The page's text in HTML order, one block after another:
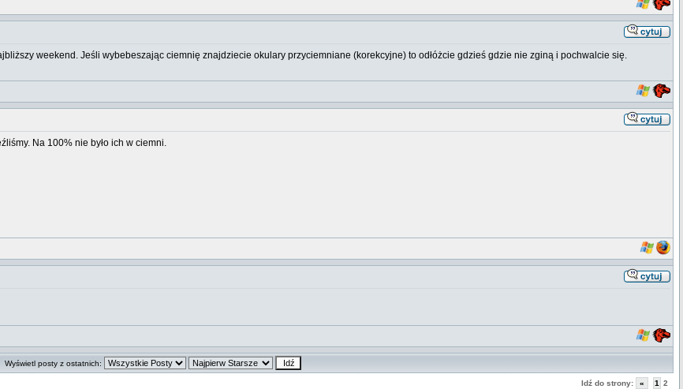
weekend. Jeśli wybebeszając ciemnię znajdziecie okulary przyciemniane (korekcyjne) to odłóżcie gdzieś gdzie nie zginą i pochwalcie się.
Na 100% nie było ich w ciemni.
Wyświetl posty z ostatnich:
Idź do strony: « 1 2